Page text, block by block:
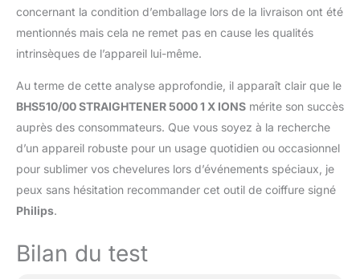
concernant la condition d’emballage lors de la livraison ont été
mentionnés mais cela ne remet pas en cause les qualités
intrinsèques de l’appareil lui-même.
Au terme de cette analyse approfondie, il apparaît clair que le
BHS510/00 STRAIGHTENER 5000 1 X IONS mérite son succès
auprès des consommateurs. Que vous soyez à la recherche
d’un appareil robuste pour un usage quotidien ou occasionnel
pour sublimer vos chevelures lors d’événements spéciaux, je
peux sans hésitation recommander cet outil de coiffure signé
Philips.
Bilan du test